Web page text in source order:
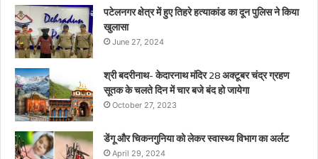
पटेलनगर क्षेत्र में हुए तिहरे हत्याकांड का दून पुलिस ने किया
खुलासा
June 27, 2024
श्री बदरीनाथ- केदारनाथ मंदिर 28 अक्टूबर चंद्र ग्रहण
सूतक के चलते दिन में चार बजे बंद हो जायेगा
October 27, 2023
डेंगू और चिकनगुनिया को लेकर स्वास्थ्य विभाग का अर्लट
April 29, 2024